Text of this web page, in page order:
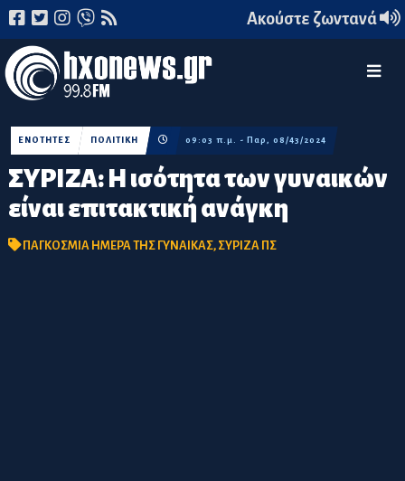
Ακούστε ζωντανά
ΣΥΡΙΖΑ: Η ισότητα των γυναικών
είναι επιτακτική ανάγκη
ΕΝΟΤΗΤΕΣ ΠΟΛΙΤΙΚΗ 09:03 π.μ. - Παρ, 08/43/2024
ΠΑΓΚΟΣΜΙΑ ΗΜΕΡΑ ΤΗΣ ΓΥΝΑΙΚΑΣ, ΣΥΡΙΖΑ ΠΣ